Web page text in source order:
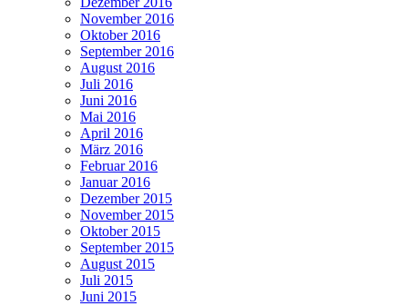
November 2016
Oktober 2016
September 2016
August 2016
Juli 2016
Juni 2016
Mai 2016
April 2016
März 2016
Februar 2016
Januar 2016
Dezember 2015
November 2015
Oktober 2015
September 2015
August 2015
Juli 2015
Juni 2015